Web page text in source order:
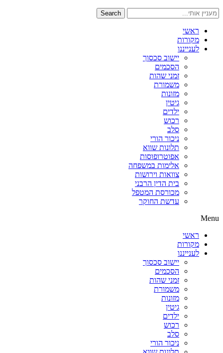
Search
ראשי
מקורות
לענייננו
יישוב סכסוך
הסכמים
זמני שהות
משמורת
מזונות
גיטין
ילדים
רכוש
סלב
ניכור הורי
תלונות שווא
אפוטרופוסות
אלימות במשפחה
צוואות וירושות
בית הדין הרבני
מכורסת המטפל
עדשת החוקר
Menu
ראשי
מקורות
לענייננו
יישוב סכסוך
הסכמים
זמני שהות
משמורת
מזונות
גיטין
ילדים
רכוש
סלב
ניכור הורי